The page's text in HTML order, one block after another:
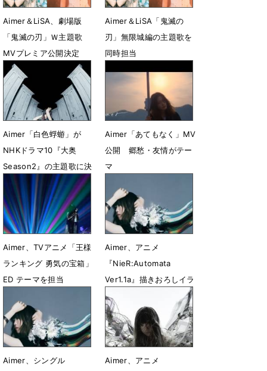
Aimer＆LiSA、劇場版
「鬼滅の刃」Ｗ主題歌
MVプレミア公開決定
7月20日 19時10分
Aimer＆LiSA「鬼滅の
刃」無限城編の主題歌を
同時担当
6月29日 13時43分
Aimer「白色蜉蝣」が
NHKドラマ10『大奥
Season2』の主題歌に決
8月29日 15時02分
Aimer「あてもなく」MV
公開 郷愁・友情がテー
マ
Aimer、TVアニメ「王様
ランキング 勇気の宝箱」
ED テーマを担当
Aimer、アニメ
『NieR:Automata
Ver1.1a』描きおろしイラ
スト使用ジャケ写＆ミニ
ポスター絵柄を公開
2月4日 23時56分
Aimer、シングル
Aimer、アニメ